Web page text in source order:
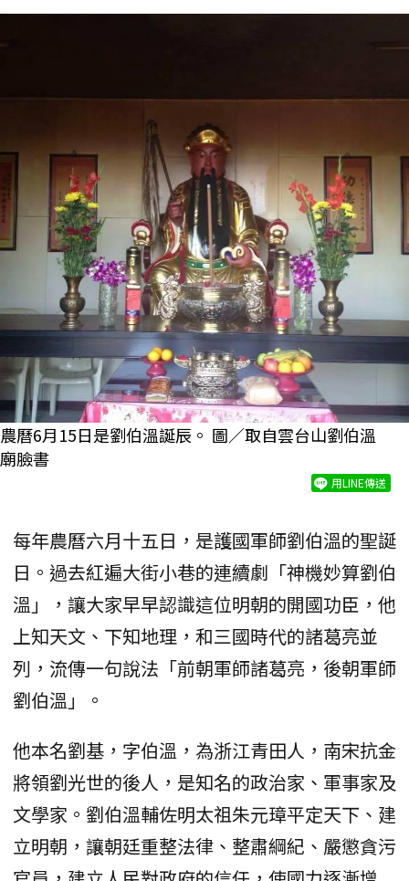
農曆6月15日是劉伯溫誕辰。 圖／取自雲台山劉伯溫
廟臉書
用LINE傳送
每年農曆六月十五日，是護國軍師劉伯溫的聖誕
日。過去紅遍大街小巷的連續劇「神機妙算劉伯
溫」，讓大家早早認識這位明朝的開國功臣，他
上知天文、下知地理，和三國時代的諸葛亮並
列，流傳一句說法「前朝軍師諸葛亮，後朝軍師
劉伯溫」。
他本名劉基，字伯溫，為浙江青田人，南宋抗金
將領劉光世的後人，是知名的政治家、軍事家及
文學家。劉伯溫輔佐明太祖朱元璋平定天下、建
立明朝，讓朝廷重整法律、整肅綱紀、嚴懲貪污